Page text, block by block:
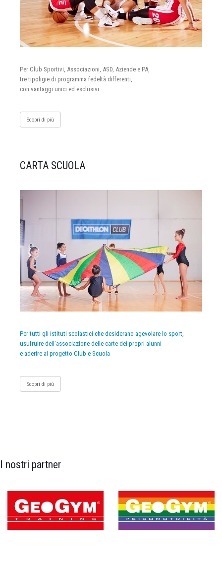
Per Club Sportivi, Associazioni, ASD, Aziende e PA,
tre tipoligie di programma fedeltà differenti,
con vantaggi unici ed esclusivi.
Scopri di più
CARTA SCUOLA
Per tutti gli istituti scolastici che desiderano agevolare lo sport,
usufruire dell’associazione delle carte dei propri alunni
e aderire al progetto Club e Scuola
Scopri di più
I nostri partner